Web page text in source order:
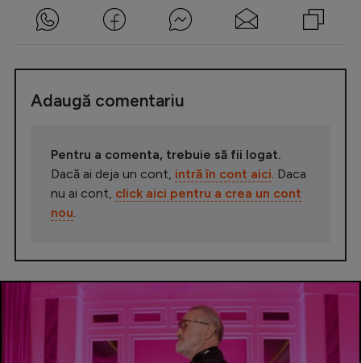
Adaugă comentariu
Pentru a comenta, trebuie să fii logat.
Dacă ai deja un cont, intră în cont aici. Daca
nu ai cont, click aici pentru a crea un cont
nou.